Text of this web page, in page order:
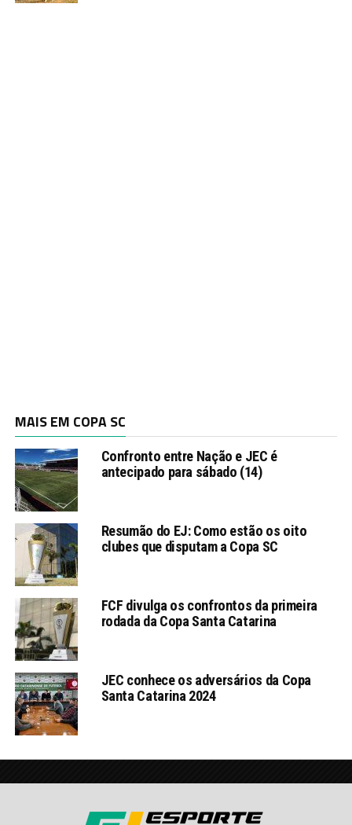
MAIS EM COPA SC
Confronto entre Nação e JEC é
antecipado para sábado (14)
Resumão do EJ: Como estão os oito
clubes que disputam a Copa SC
FCF divulga os confrontos da primeira
rodada da Copa Santa Catarina
JEC conhece os adversários da Copa
Santa Catarina 2024